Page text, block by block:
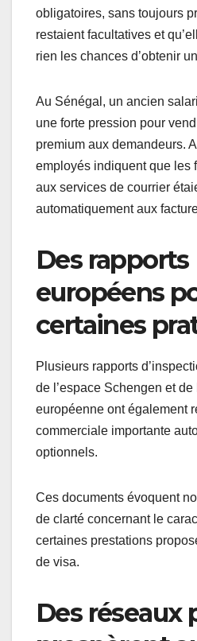
obligatoires, sans toujours
restaient facultatives et
rien les chances d’obtenir
Au Sénégal, un ancien
une forte pression pour
premium aux demandeurs.
employés indiquent que les
aux services de courrier
automatiquement aux
Des rapports
européens
certaines
Plusieurs rapports
de l’espace Schengen et
européenne ont également
commerciale importante
optionnels.
Ces documents évoquent
de clarté concernant le
certaines prestations
de visa.
Des réseaux